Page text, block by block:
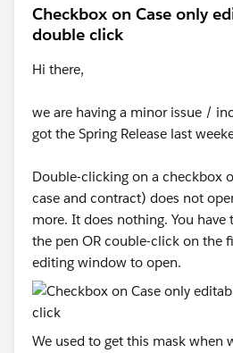
Checkbox on Case only
double click
Hi there,
we are having a minor issue /
got the Spring Release last
Double-clicking on a checkbox
case and contract) does not
more. It does nothing. You
the pen OR couble-click on the
editing window to open.
We used to get this mask when